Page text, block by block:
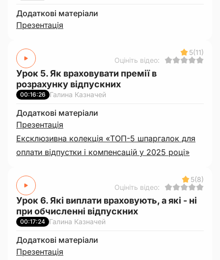
Додаткові матеріали
Презентація
5(11)
Оцініть відео:
Урок 5. Як враховувати премії в
розрахунку відпускних
00:16:26 Галина Казначей
Додаткові матеріали
Презентація
Ексклюзивна колекція «ТОП-5 шпаргалок для
оплати відпустки і компенсацій у 2025 році»
5(8)
Оцініть відео:
Урок 6. Які виплати враховують, а які - ні
при обчисленні відпускних
00:17:24 Галина Казначей
Додаткові матеріали
Презентація